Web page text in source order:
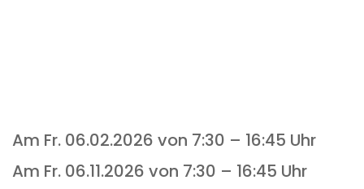
Am Fr. 06.02.2026 von 7:30 – 16:45 Uhr
Am Fr. 06.11.2026 von 7:30 – 16:45 Uhr